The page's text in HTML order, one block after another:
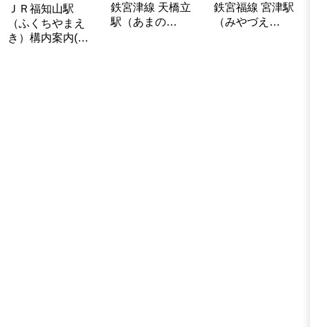
ＪＲ福知山駅
（ふくちやまえ
き）構内案内(…
鉄宮津線 天橋立
駅（あまの…
鉄宮福線 宮津駅
（みやづえ…